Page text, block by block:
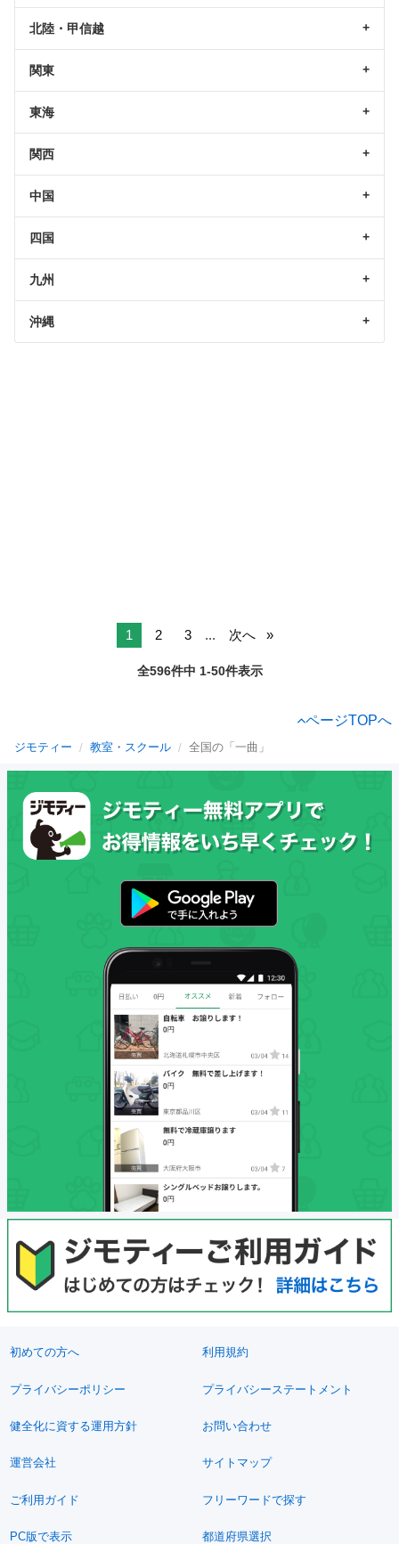
北陸・甲信越
関東
東海
関西
中国
四国
九州
沖縄
1 2 3 ... 次へ
全596件中 1-50件表示
ページTOPへ
ジモティー 教室・スクール 全国の「一曲」
初めての方へ 利用規約
プライバシーポリシー プライバシーステートメント
健全化に資する運用方針 お問い合わせ
運営会社 サイトマップ
ご利用ガイド フリーワードで探す
PC版で表示 都道府県選択